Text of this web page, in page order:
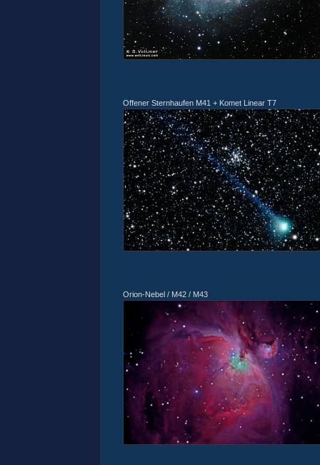
Offener Sternhaufen M41 + Komet Linear T7
Orion-Nebel / M42 / M43